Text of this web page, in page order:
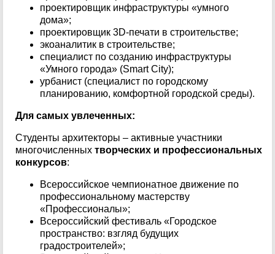
проектировщик инфраструктуры «умного
дома»;
проектировщик 3D-печати в строительстве;
экоаналитик в строительстве;
специалист по созданию инфраструктуры
«Умного города» (Smart City);
урбанист (специалист по городскому
планированию, комфортной городской среды).
Для самых увлеченных:
Студенты архитекторы – активные участники
многочисленных творческих и профессиональных
конкурсов:
Всероссийское чемпионатное движение по
профессиональному мастерству
«Профессионалы»;
Всероссийский фестиваль «Городское
пространство: взгляд будущих
градостроителей»;